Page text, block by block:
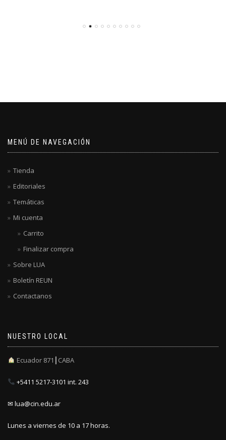
MENÚ DE NAVEGACIÓN
Tienda
Editoriales
Temáticas
Mi cuenta
Carrito
Finalizar compra
Sobre LUA
Boletín REUN
Contactanos
NUESTRO LOCAL
Ecuador 871┃CABA
+5411 5217-3101 int. 243
✉ lua@cin.edu.ar
Lunes a viernes de 10 a 17 horas.